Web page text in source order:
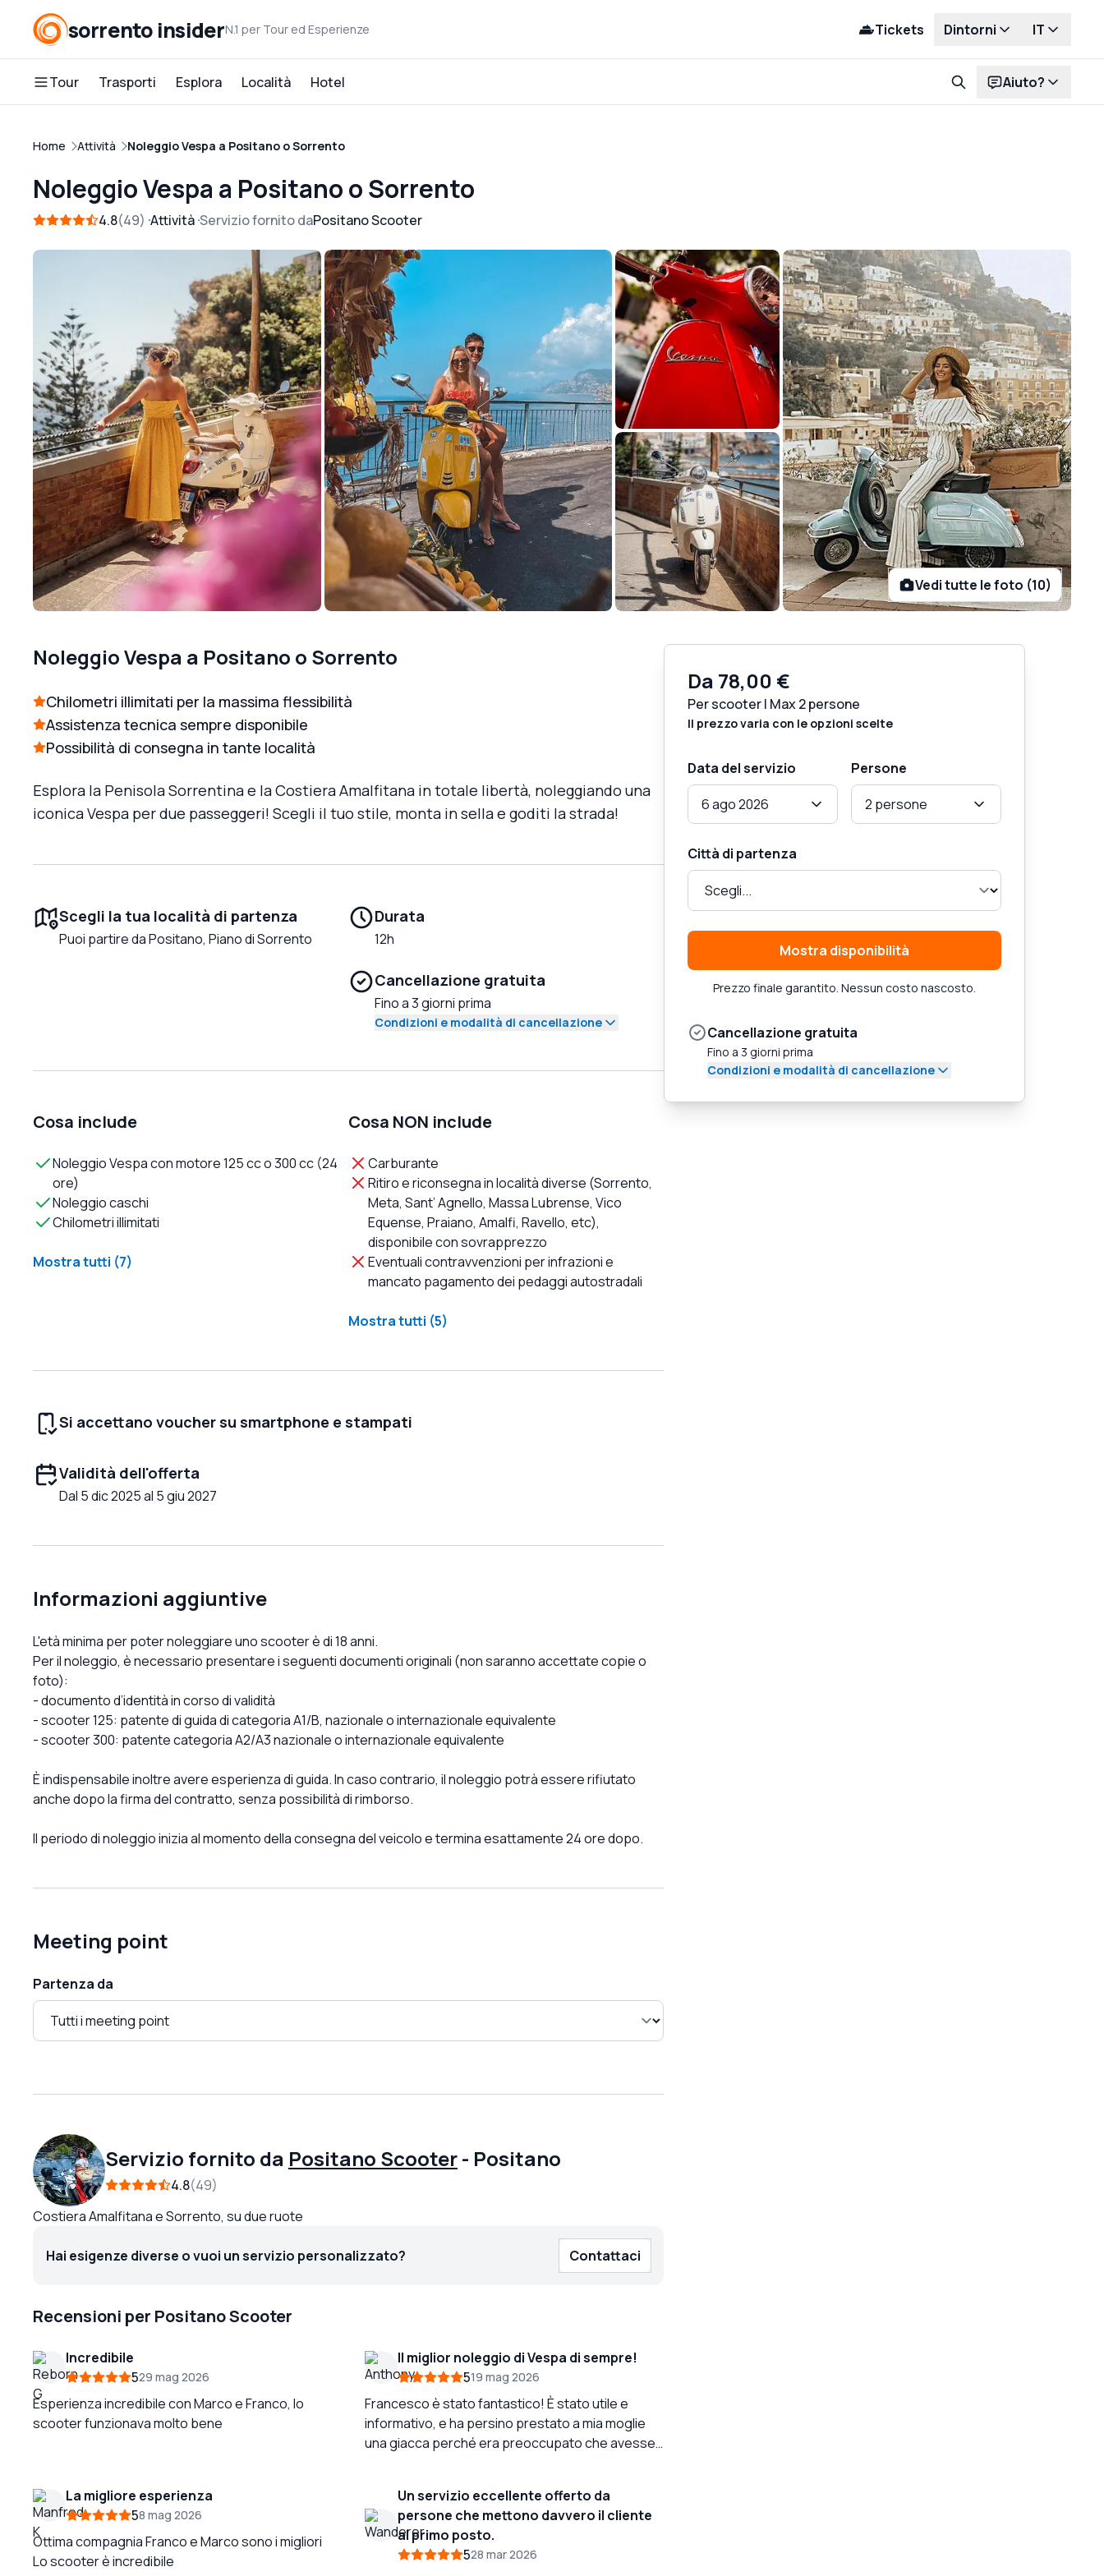
sorrento insiderN.1 per Tour ed Esperienze Tickets Dintorni IT
Tour Trasporti Esplora Località Hotel Aiuto?
Home Attività Noleggio Vespa a Positano o Sorrento
Noleggio Vespa a Positano o Sorrento
4.8 49 Attività Servizio fornito daPositano Scooter
Vedi tutte le foto (10)
Noleggio Vespa a Positano o Sorrento
Chilometri illimitati per la massima flessibilità
Assistenza tecnica sempre disponibile
Possibilità di consegna in tante località
Esplora la Penisola Sorrentina e la Costiera Amalfitana in totale libertà, noleggiando una
iconica Vespa per due passeggeri! Scegli il tuo stile, monta in sella e goditi la strada!
Scegli la tua località di partenza
Puoi partire da Positano, Piano di Sorrento
Durata
12h
Cancellazione gratuita
Fino a 3 giorni prima
Condizioni e modalità di cancellazione
Cosa include
Noleggio Vespa con motore 125 cc o 300 cc (24
ore)
Noleggio caschi
Chilometri illimitati
Mostra tutti (7)
Cosa NON include
Carburante
Ritiro e riconsegna in località diverse (Sorrento,
Meta, Sant’ Agnello, Massa Lubrense, Vico
Equense, Praiano, Amalfi, Ravello, etc),
disponibile con sovrapprezzo
Eventuali contravvenzioni per infrazioni e
mancato pagamento dei pedaggi autostradali
Mostra tutti (5)
Si accettano voucher su smartphone e stampati
Validità dell'offerta
Dal 5 dic 2025 al 5 giu 2027
Informazioni aggiuntive
L'età minima per poter noleggiare uno scooter è di 18 anni.
Per il noleggio, è necessario presentare i seguenti documenti originali (non saranno accettate copie o
foto):
- documento d’identità in corso di validità
- scooter 125: patente di guida di categoria A1/B, nazionale o internazionale equivalente
- scooter 300: patente categoria A2/A3 nazionale o internazionale equivalente
È indispensabile inoltre avere esperienza di guida. In caso contrario, il noleggio potrà essere rifiutato
anche dopo la firma del contratto, senza possibilità di rimborso.
Il periodo di noleggio inizia al momento della consegna del veicolo e termina esattamente 24 ore dopo.
Meeting point
Partenza da
Servizio fornito da Positano Scooter- Positano
4.8 49
Costiera Amalfitana e Sorrento, su due ruote
Hai esigenze diverse o vuoi un servizio personalizzato? Contattaci
Recensioni per Positano Scooter
Incredibile
529 mag 2026
Esperienza incredibile con Marco e Franco, lo
scooter funzionava molto bene
Il miglior noleggio di Vespa di sempre!
519 mag 2026
Francesco è stato fantastico! È stato utile e
informativo, e ha persino prestato a mia moglie
una giacca perché era preoccupato che avesse
amalfitana da Sorrento fino a Minori sulla Vespa. È
davvero il modo migliore per vedere la costa.
Ravello è stata la nostra preferita! ! !
La migliore esperienza
58 mag 2026
Ottima compagnia Franco e Marco sono i migliori
Lo scooter è incredibile
Un servizio eccellente offerto da
persone che mettono davvero il cliente
al primo posto.
528 mar 2026
Da 78,00 €
Per scooter | Max 2 persone
Il prezzo varia con le opzioni scelte
Data del servizio
6 ago 2026
Persone
2 persone
Città di partenza
Mostra disponibilità
Prezzo finale garantito. Nessun costo nascosto.
Cancellazione gratuita
Fino a 3 giorni prima
Condizioni e modalità di cancellazione